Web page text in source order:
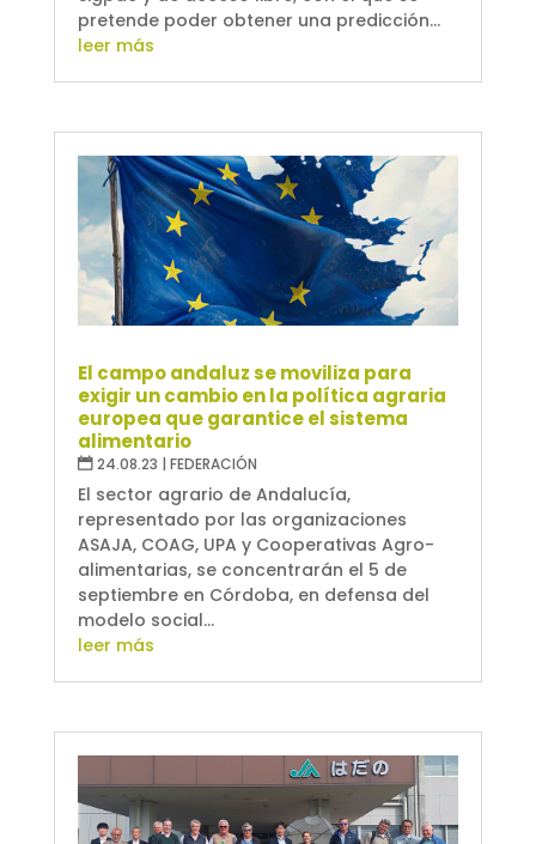
pretende poder obtener una predicción...
leer más
El campo andaluz se moviliza para
exigir un cambio en la política agraria
europea que garantice el sistema
alimentario
24.08.23 | FEDERACIÓN
El sector agrario de Andalucía,
representado por las organizaciones
ASAJA, COAG, UPA y Cooperativas Agro-
alimentarias, se concentrarán el 5 de
septiembre en Córdoba, en defensa del
modelo social...
leer más